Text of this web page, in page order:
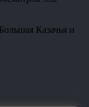
Казачья и